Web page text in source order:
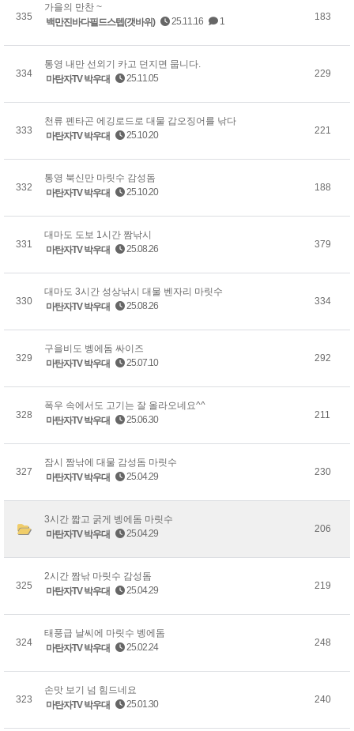
335
가을의 만찬 ~
백만진바다필드스텝(갯바위)
25.11.16 1 183
334
통영 내만 선외기 카고 던지면 뭅니다.
마탄자TV 박우대
25.11.05 229
333
천류 펜타곤 에깅로드로 대물 갑오징어를 낚다
마탄자TV 박우대
25.10.20 221
332
통영 북신만 마릿수 감성돔
마탄자TV 박우대
25.10.20 188
331
대마도 도보 1시간 짬낚시
마탄자TV 박우대
25.08.26 379
330
대마도 3시간 성상낚시 대물 벤자리 마릿수
마탄자TV 박우대
25.08.26 334
329
구을비도 벵에돔 싸이즈
마탄자TV 박우대
25.07.10 292
328
폭우 속에서도 고기는 잘 올라오네요^^
마탄자TV 박우대
25.06.30 211
327
잠시 짬낚에 대물 감성돔 마릿수
마탄자TV 박우대
25.04.29 230
3시간 짧고 굵게 벵에돔 마릿수
마탄자TV 박우대
25.04.29 206
325
2시간 짬낚 마릿수 감성돔
마탄자TV 박우대
25.04.29 219
324
태풍급 날씨에 마릿수 벵에돔
마탄자TV 박우대
25.02.24 248
323
손맛 보기 넘 힘드네요
마탄자TV 박우대
25.01.30 240